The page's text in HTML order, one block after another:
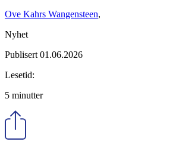
Ove Kahrs Wangensteen,
Nyhet
Publisert 01.06.2026
Lesetid:
5 minutter